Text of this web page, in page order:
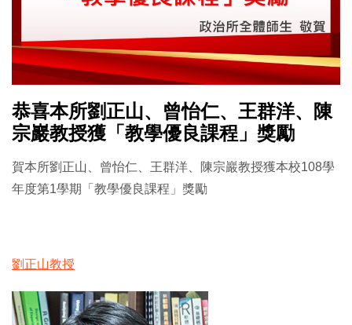
恭喜本所劉正山、曾怡仁、王群洋、陳
宗巖教授獲「教學優良課程」獎勵
賀本所劉正山、曾怡仁、王群洋、陳宗巖教授獲本校108學
年度第1學期「教學優良課程」獎勵
劉正山教授